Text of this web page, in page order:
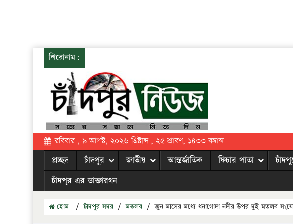
শিরোনাম:
রবিবার , ৯ আগস্ট, ২০২৬ খ্রিষ্টাব্দ , ২৫ শ্রাবণ, ১৪৩৩ বঙ্গাব্দ
প্রচ্ছদ চাঁদপুর জাতীয় আন্তর্জাতিক ফিচার পাতা
চাঁদপুর এর ডাক্তারগন
হোম / চাঁদপুর সদর / মতলব / জুন মাসের মধ্যে ধনাগোদা নদীর উপর দুই মতলব